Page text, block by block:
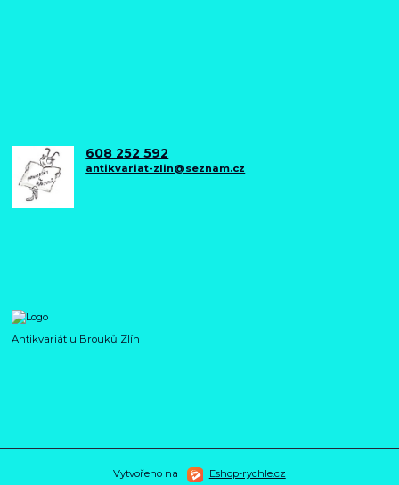
608 252 592
antikvariat-zlin@seznam.cz
Antikvariát u Brouků Zlín
Vytvořeno na Eshop-rychle.cz